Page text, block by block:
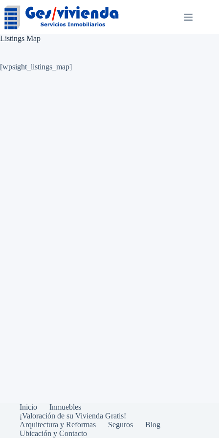
Saltar
al
contenido
Listings Map
[wpsight_listings_map]
Inicio
Inmuebles
¡Valoración de su Vivienda Gratis!
Arquitectura y Reformas
Seguros
Blog
Ubicación y Contacto